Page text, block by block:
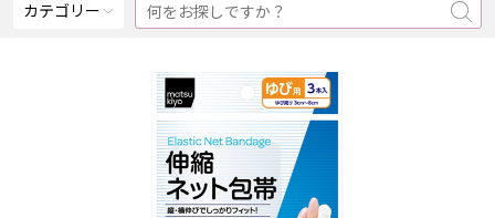
カテゴリー